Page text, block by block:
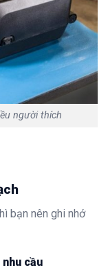
người thích
bạn nên ghi nhớ
nhu cầu